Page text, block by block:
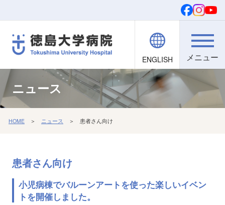
ご寄付
ENGLISH 検索
院内職員向け
文字・背景
ニュース
HOME ＞ ニュース ＞ 患者さん向け
患者さん向け
小児病棟でバルーンアートを使った楽しいイベン
トを開催しました。